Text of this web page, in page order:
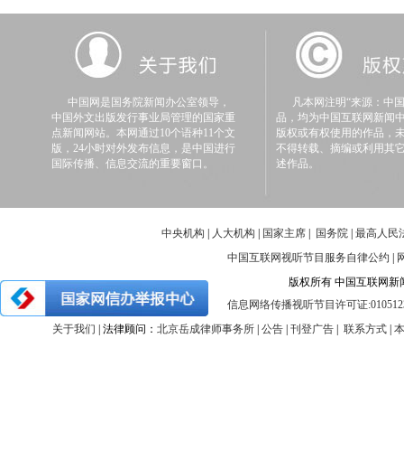
中国网是国务院新闻办公室领导，
中国外文出版发行事业局管理的国家重
点新闻网站。本网通过10个语种11个文
版，24小时对外发布信息，是中国进行
国际传播、信息交流的重要窗口。
凡本网注明“来源：中
品，均为中国互联网新闻
版权或有权使用的作品，
不得转载、摘编或利用其
述作品。
中央机构 人大机构 国家主席 国务院 最高人民
中国互联网视听节目服务自律公约
版权所有 中国互联网新
信息网络传播视听节目许可证
关于我们
| 法律顾问：北京岳成律师事务所 |公告 |刊登广告 |联系方式 |